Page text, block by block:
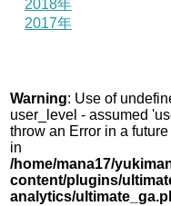
2018年
2017年
Warning: Use of
user_level - assumed
throw an Error in a
in
/home/mana17/
content/plugins/
analytics/